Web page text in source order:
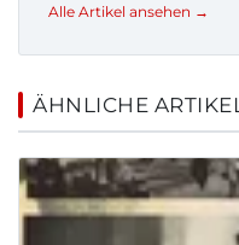
Alle Artikel ansehen →
ÄHNLICHE ARTIKEL